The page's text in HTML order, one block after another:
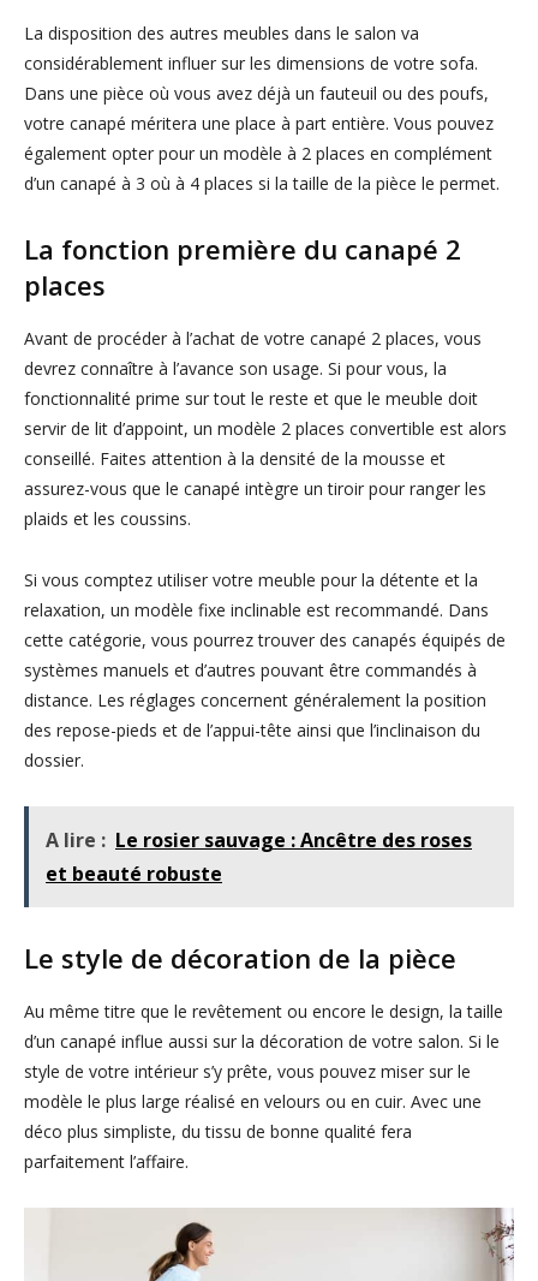
La disposition des autres meubles dans le salon va
considérablement influer sur les dimensions de votre sofa.
Dans une pièce où vous avez déjà un fauteuil ou des poufs,
votre canapé méritera une place à part entière. Vous pouvez
également opter pour un modèle à 2 places en complément
d’un canapé à 3 où à 4 places si la taille de la pièce le permet.
La fonction première du canapé 2
places
Avant de procéder à l’achat de votre canapé 2 places, vous
devrez connaître à l’avance son usage. Si pour vous, la
fonctionnalité prime sur tout le reste et que le meuble doit
servir de lit d’appoint, un modèle 2 places convertible est alors
conseillé. Faites attention à la densité de la mousse et
assurez-vous que le canapé intègre un tiroir pour ranger les
plaids et les coussins.
Si vous comptez utiliser votre meuble pour la détente et la
relaxation, un modèle fixe inclinable est recommandé. Dans
cette catégorie, vous pourrez trouver des canapés équipés de
systèmes manuels et d’autres pouvant être commandés à
distance. Les réglages concernent généralement la position
des repose-pieds et de l’appui-tête ainsi que l’inclinaison du
dossier.
A lire : Le rosier sauvage : Ancêtre des roses
et beauté robuste
Le style de décoration de la pièce
Au même titre que le revêtement ou encore le design, la taille
d’un canapé influe aussi sur la décoration de votre salon. Si le
style de votre intérieur s’y prête, vous pouvez miser sur le
modèle le plus large réalisé en velours ou en cuir. Avec une
déco plus simpliste, du tissu de bonne qualité fera
parfaitement l’affaire.